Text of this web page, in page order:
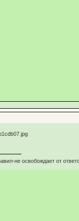
не освобождает от